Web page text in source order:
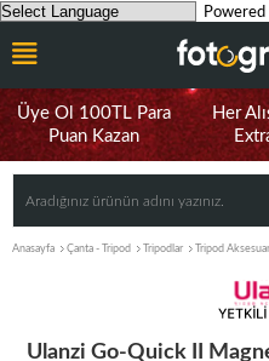
Powered
Üye Ol 100TL Para
Puan Kazan
Her
Anasayfa Çanta - Tripod Tripodlar Tripod
Ulanzi Go-Quick II